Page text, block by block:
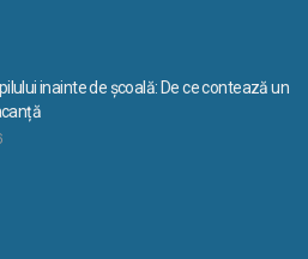
inainte de școală: De ce contează un